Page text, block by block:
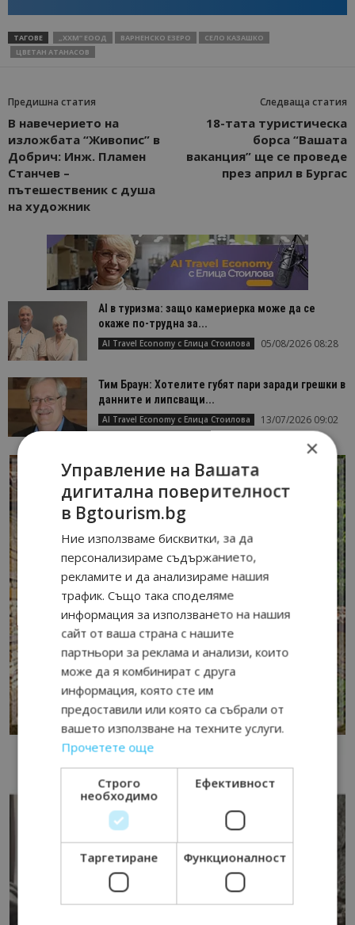
ТАГОВЕ „ХХМ“ ЕООД ВАРНЕНСКО ЕЗЕРО
СЕЛО КАЗАШКО
ЦВЕТАН АТАНАСОВ
Предишна статия
В навечерието на
изложбата “Живопис” в
Добрич: Инж. Пламен
Станчев –
пътешественик с душа
на художник
Следваща статия
18-тата туристическа
борса “Вашата
ваканция” ще се проведе
през април в Бургас
AI в туризма: защо камериерка може да се
окаже по-трудна за...
AI Travel Economy с Елица Стоилова 05/08/2026 08:28
Тим Браун: Хотелите губят пари заради грешки в
данните и липсващи...
AI Travel Economy с Елица Стоилова 13/07/2026 09:02
×
Управление на Вашата
дигитална поверителност
в Bgtourism.bg
Ние използваме бисквитки, за да
персонализираме съдържанието,
рекламите и да анализираме нашия
трафик. Също така споделяме
информация за използването на нашия
сайт от ваша страна с нашите
партньори за реклама и анализи, които
може да я комбинират с друга
информация, която сте им
предоставили или която са събрали от
вашето използване на техните услуги.
Прочетете още
Строго
необходимо
Ефективност
Таргетиране Функционалност